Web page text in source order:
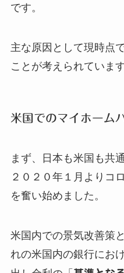
です。
主な原因として現時点
ことが考えられています
米国でのマイホーム
まず、日本も米国も共
２０２０年１月よりコ
を奮い始めました。
米国内での景気改善策
れの米国内の銀行にお